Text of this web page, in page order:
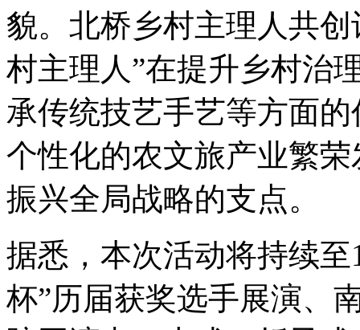
貌。北桥乡村主理人共
村主理人”在提升乡村治
承传统技艺手艺等方面
个性化的农文旅产业繁
振兴全局战略的支点。
据悉，本次活动将持续
杯”历届获奖选手展演、